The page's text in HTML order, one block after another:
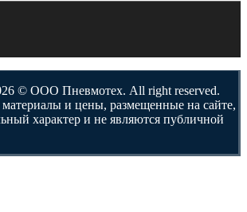
© ООО Пневмотех. All right reserved.
и цены, размещенные на сайте,
характер и не являются публичной